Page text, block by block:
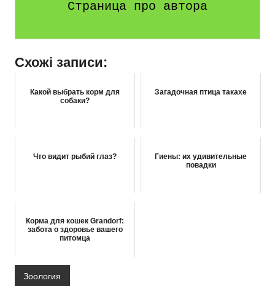
Страница про автора
Схожі записи:
Какой выбрать корм для
собаки?
Загадочная птица такахе
Что видит рыбий глаз?
Гиены: их удивительные
повадки
Корма для кошек Grandorf:
забота о здоровье вашего
питомца
Зоология